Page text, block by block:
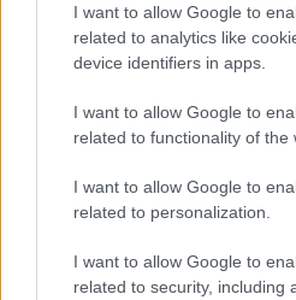
I want to allow Google to
related to analytics like
device identifiers in apps.
I want to allow Google to
related to functionality of the
I want to allow Google to
related to personalization.
I want to allow Google to
related to security, including
ΠΕΡΙΣΣΟΤΕΡΑ ΒΙΝΤΕΟ